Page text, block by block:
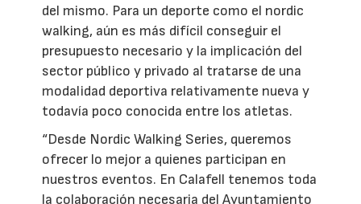
del mismo. Para un deporte como el nordic
walking, aún es más difícil conseguir el
presupuesto necesario y la implicación del
sector público y privado al tratarse de una
modalidad deportiva relativamente nueva y
todavía poco conocida entre los atletas.
“Desde Nordic Walking Series, queremos
ofrecer lo mejor a quienes participan en
nuestros eventos. En Calafell tenemos toda
la colaboración necesaria del Ayuntamiento